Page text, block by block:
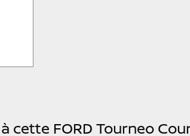
cette FORD Tourneo